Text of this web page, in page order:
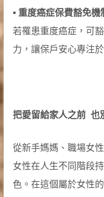
▪ 重度癌症保費豁免機
若罹患重度癌症，可
力，讓保戶安心專注
把愛留給家人之前 也
從新手媽媽、職場女
女性在人生不同階段
色。在這個屬於女性